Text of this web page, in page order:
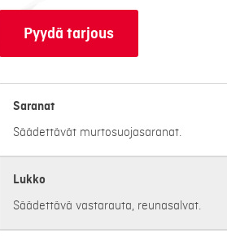
Pyydä tarjous
Saranat
Säädettävät murtosuojasaranat.
Lukko
Säädettävä vastarauta, reunasalvat.